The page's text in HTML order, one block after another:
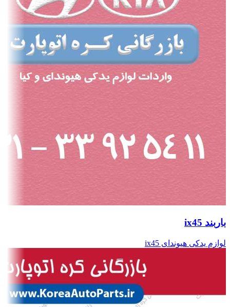
باربند ix45
لوازم یدکی هیوندای ix45